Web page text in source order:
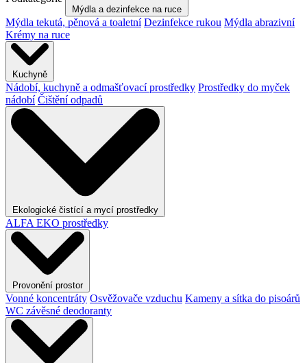
Mýdla a dezinfekce na ruce
Mýdla tekutá, pěnová a toaletní Dezinfekce rukou Mýdla abrazivní
Krémy na ruce
Kuchyně
Nádobí, kuchyně a odmašťovací prostředky Prostředky do myček
nádobí Čištění odpadů
Ekologické čistící a mycí prostředky
ALFA EKO prostředky
Provonění prostor
Vonné koncentráty Osvěžovače vzduchu Kameny a sítka do pisoárů
WC závěsné deodoranty